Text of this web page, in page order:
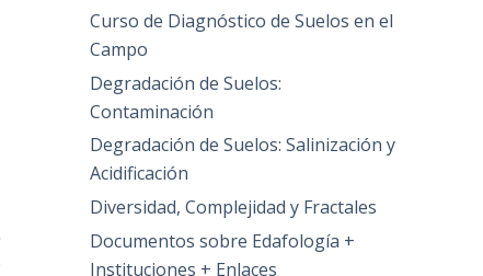
Curso de Diagnóstico de Suelos en el
Campo
Degradación de Suelos:
Contaminación
Degradación de Suelos: Salinización y
Acidificación
Diversidad, Complejidad y Fractales
Documentos sobre Edafología +
Instituciones + Enlaces